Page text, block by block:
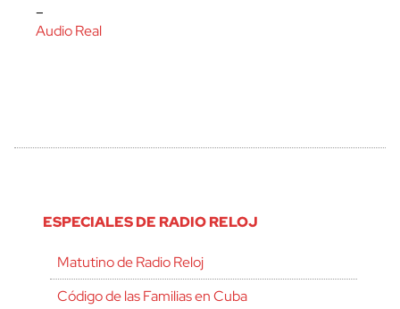
–
Audio Real
ESPECIALES DE RADIO RELOJ
Matutino de Radio Reloj
Código de las Familias en Cuba